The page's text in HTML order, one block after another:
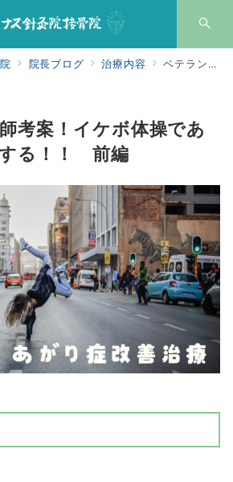
院長ブログ 治療内容 ベテラン整体師考案！イケボ体操であがり症は改善する！！ 前編
考案！イケボ体操であ
る！！ 前編